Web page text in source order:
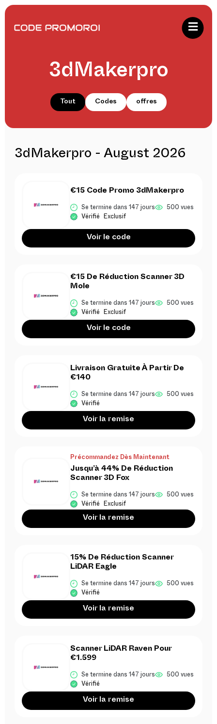
3dMakerpro
Tout Codes offres
3dMakerpro - August 2026
€15 Code Promo 3dMakerpro
Se termine dans 147 jours 500 vues
Vérifié Exclusif
Voir le code
€15 De Réduction Scanner 3D
Mole
Se termine dans 147 jours 500 vues
Vérifié Exclusif
Voir le code
Livraison Gratuite À Partir De
€140
Se termine dans 147 jours 500 vues
Vérifié
Voir la remise
Précommandez Dès Maintenant
Jusqu’à 44% De Réduction
Scanner 3D Fox
Se termine dans 147 jours 500 vues
Vérifié Exclusif
Voir la remise
15% De Réduction Scanner
LiDAR Eagle
Se termine dans 147 jours 500 vues
Vérifié
Voir la remise
Scanner LiDAR Raven Pour
€1.599
Se termine dans 147 jours 500 vues
Vérifié
Voir la remise